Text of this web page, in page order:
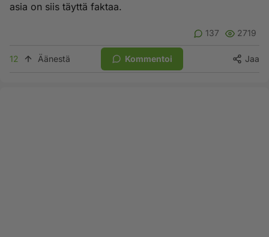
asia on siis täyttä faktaa.
137 2719
12 Äänestä Kommentoi Jaa